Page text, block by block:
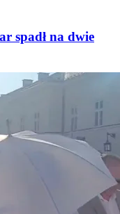
spadł na dwie